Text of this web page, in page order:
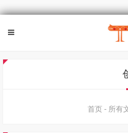
首页 - 所有